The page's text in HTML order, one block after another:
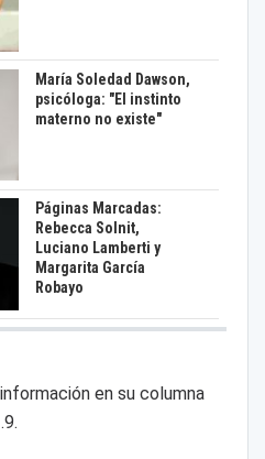
María Soledad Dawson,
psicóloga: "El instinto
materno no existe"
Páginas Marcadas:
Rebecca Solnit,
Luciano Lamberti y
Margarita García
Robayo
en su columna